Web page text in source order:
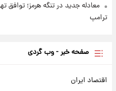
معادله جدید در تنگه هرمز؛ توافق
ترامپ
صفحه خبر - وب گردی
اقتصاد ایران